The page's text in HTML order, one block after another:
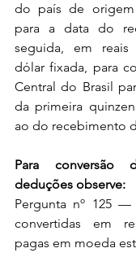
do país de
para a data do
seguida, em
dólar fixada, para
Central do Brasil
da primeira
ao do recebimento
Para conversão
deduções observe:
Pergunta nº 125
convertidas em
pagas em moeda